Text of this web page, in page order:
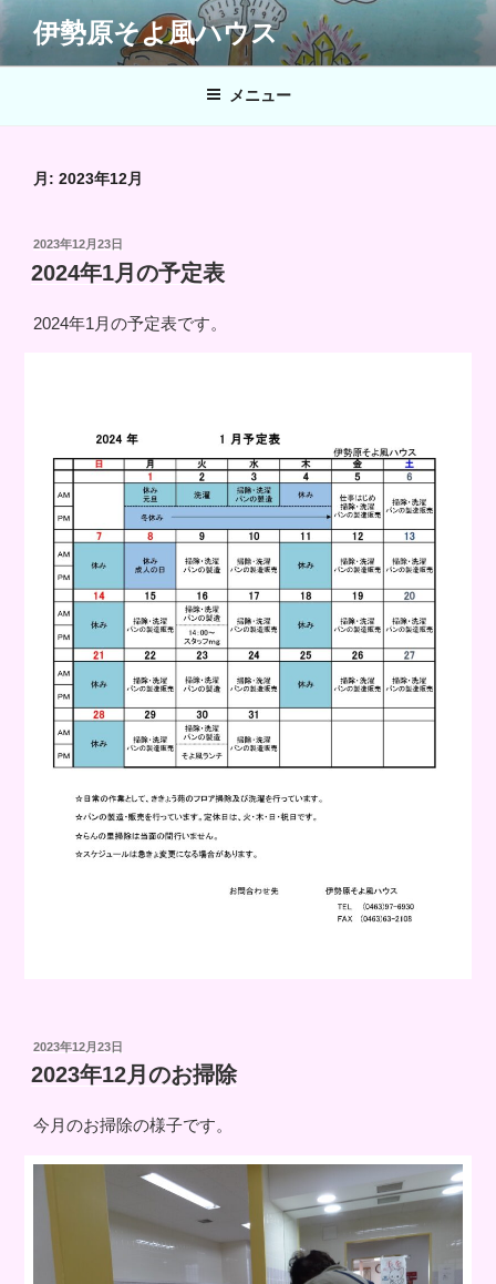
ン
テ
伊勢原そよ風ハウス
メニュー
月: 2023年12月
投
稿
日:
2023年12月23日
2024年1月の予定表
2024年1月の予定表です。
投
稿
日:
2023年12月23日
2023年12月のお掃除
今月のお掃除の様子です。